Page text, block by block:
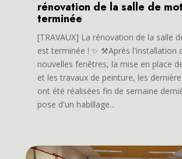
rénovation de la salle de
terminée
[TRAVAUX] La rénovation de la salle
est terminée ! ✨ ⚒️Après l'installation
nouvelles fenêtres, la mise en place
et les travaux de peinture, les
ont été réalisées fin de semaine
pose d'un habillage...